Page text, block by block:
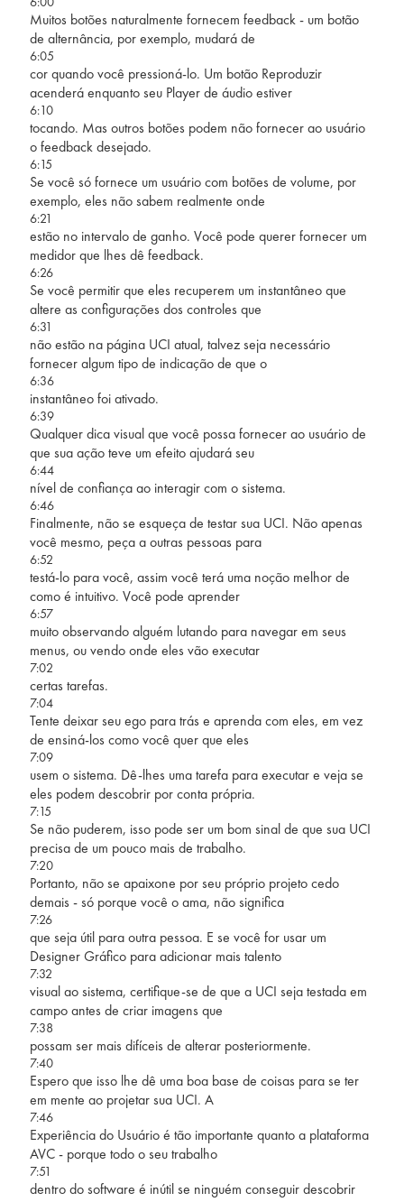
Muitos botões naturalmente fornecem feedback - um botão
de alternância, por exemplo, mudará de
6:05
cor quando você pressioná-lo. Um botão Reproduzir
acenderá enquanto seu Player de áudio estiver
6:10
tocando. Mas outros botões podem não fornecer ao usuário
o feedback desejado.
6:15
Se você só fornece um usuário com botões de volume, por
exemplo, eles não sabem realmente onde
6:21
estão no intervalo de ganho. Você pode querer fornecer um
medidor que lhes dê feedback.
6:26
Se você permitir que eles recuperem um instantâneo que
altere as configurações dos controles que
6:31
não estão na página UCI atual, talvez seja necessário
fornecer algum tipo de indicação de que o
6:36
instantâneo foi ativado.
6:39
Qualquer dica visual que você possa fornecer ao usuário de
que sua ação teve um efeito ajudará seu
6:44
nível de confiança ao interagir com o sistema.
6:46
Finalmente, não se esqueça de testar sua UCI. Não apenas
você mesmo, peça a outras pessoas para
6:52
testá-lo para você, assim você terá uma noção melhor de
como é intuitivo. Você pode aprender
6:57
muito observando alguém lutando para navegar em seus
menus, ou vendo onde eles vão executar
7:02
certas tarefas.
7:04
Tente deixar seu ego para trás e aprenda com eles, em vez
de ensiná-los como você quer que eles
7:09
usem o sistema. Dê-lhes uma tarefa para executar e veja se
eles podem descobrir por conta própria.
7:15
Se não puderem, isso pode ser um bom sinal de que sua UCI
precisa de um pouco mais de trabalho.
7:20
Portanto, não se apaixone por seu próprio projeto cedo
demais - só porque você o ama, não significa
7:26
que seja útil para outra pessoa. E se você for usar um
Designer Gráfico para adicionar mais talento
7:32
visual ao sistema, certifique-se de que a UCI seja testada em
campo antes de criar imagens que
7:38
possam ser mais difíceis de alterar posteriormente.
7:40
Espero que isso lhe dê uma boa base de coisas para se ter
em mente ao projetar sua UCI. A
7:46
Experiência do Usuário é tão importante quanto a plataforma
AVC - porque todo o seu trabalho
7:51
dentro do software é inútil se ninguém conseguir descobrir